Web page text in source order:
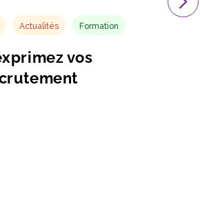
Actualités Formation
vos